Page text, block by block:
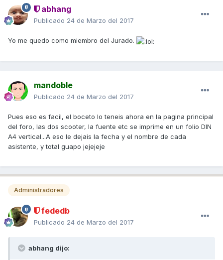
abhang
Publicado 24 de Marzo del 2017
Yo me quedo como miembro del Jurado.
mandoble
Publicado 24 de Marzo del 2017
Pues eso es facil, el boceto lo teneis ahora en la pagina principal
del foro, las dos scooter, la fuente etc se imprime en un folio DIN
A4 vertical...A eso le dejais la fecha y el nombre de cada
asistente, y total guapo jejejeje
Administradores
fededb
Publicado 24 de Marzo del 2017
abhang dijo: